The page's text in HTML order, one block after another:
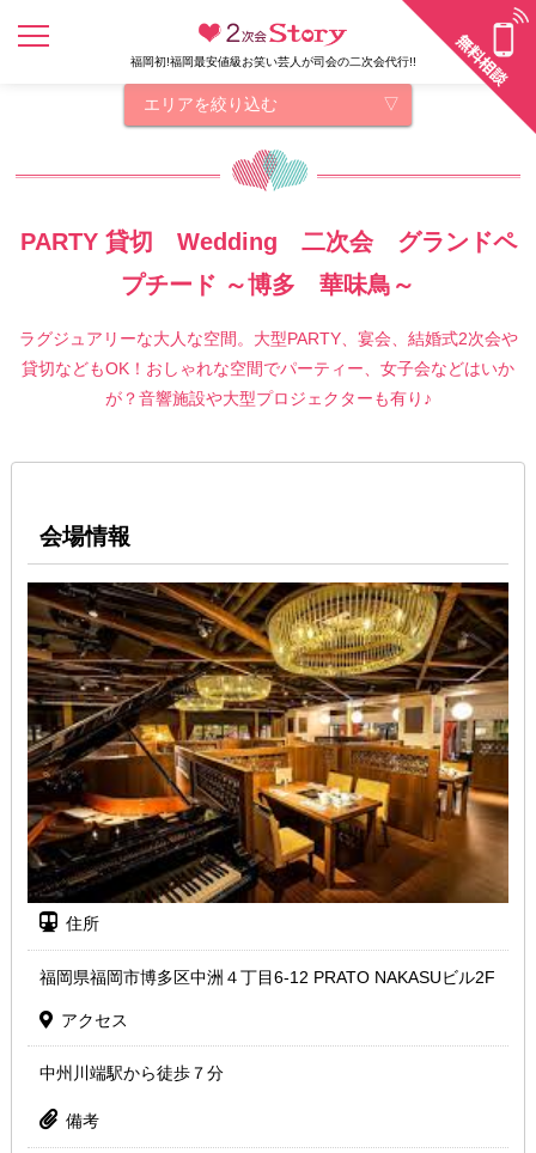
福岡初!福岡最安値級お笑い芸人が司会の二次会代行!!
エリアを絞り込む
PARTY 貸切 Wedding 二次会 グランドペ
プチード ～博多 華味鳥～
ラグジュアリーな大人な空間。大型PARTY、宴会、結婚式2次会や
貸切などもOK！おしゃれな空間でパーティー、女子会などはいか
が？音響施設や大型プロジェクターも有り♪
会場情報
住所
福岡県福岡市博多区中洲４丁目6-12 PRATO NAKASUビル2F
アクセス
中州川端駅から徒歩７分
備考